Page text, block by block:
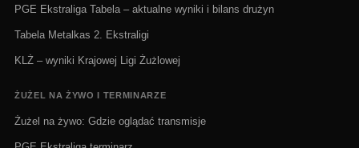
PGE Ekstraliga Tabela – aktualne wyniki i bilans drużyn
Tabela Metalkas 2. Ekstraligi
KLŻ – wyniki Krajowej Ligi Żużlowej
ŻUŻEL NA ŻYWO I TERMINARZE
Żużel na żywo: Gdzie oglądać transmisje